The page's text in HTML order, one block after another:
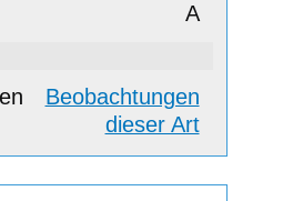
A
Beobachtungen
dieser Art